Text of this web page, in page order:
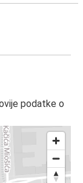
podatke o